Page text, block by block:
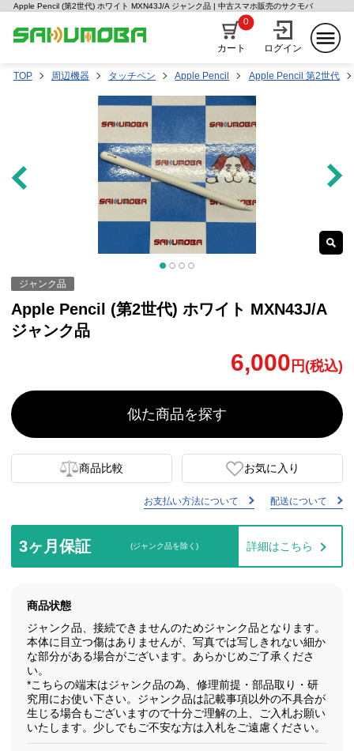
Apple Pencil (第2世代) ホワイト MXN43J/A ジャンク品 | 中古スマホ販売のサクモバ
カート
0
ログイン
TOP 周辺機器 タッチペン Apple Pencil Apple Pencil 第2世代
ジャンク品
Apple Pencil (第2世代) ホワイト MXN43J/A
ジャンク品
6,000 円(税込)
似た商品を探す
商品比較 お気に入り
お支払い方法について 配送について
3ヶ月保証 (ジャンク品を除く) 詳細はこちら
商品状態
ジャンク品、接続できませんのためジャンク品となります。
本体に目立つ傷はありませんが、写真では写しきれない細か
な部分がある場合がございます。あらかじめご了承くださ
い。
*こちらの端末はジャンク品の為、修理前提・部品取り・研
究用にお使い下さい。ジャンク品は記載事項以外の不具合が
生じる場合もございますので十分ご理解の上、ご入札お願い
いたします。少しでもご不安な方は入札をご遠慮ください。